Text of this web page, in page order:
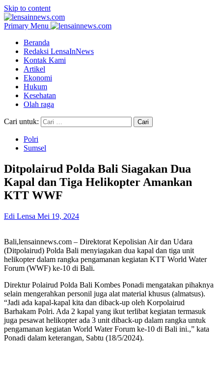
Skip to content
Primary Menu
Beranda
Redaksi LensaInNews
Kontak Kami
Artikel
Ekonomi
Hukum
Kesehatan
Olah raga
Cari untuk:
Polri
Sumsel
Ditpolairud Polda Bali Siagakan Dua
Kapal dan Tiga Helikopter Amankan
KTT WWF
Edi Lensa Mei 19, 2024
Bali,lensainnews.com – Direktorat Kepolisian Air dan Udara
(Ditpolairud) Polda Bali menyiagakan dua kapal dan tiga unit
helikopter dalam rangka pengamanan kegiatan KTT World Water
Forum (WWF) ke-10 di Bali.
Direktur Polairud Polda Bali Kombes Ponadi mengatakan pihaknya
selain mengerahkan personil juga alat material khusus (almatsus).
“Jadi ada kapal-kapal kita dan diback-up oleh Korpolairud
Barhakam Polri. Ada 2 kapal yang ikut terlibat kegiatan termasuk
juga pesawat helikopter ada 3 unit diback-up dalam rangka untuk
pengamanan kegiatan World Water Forum ke-10 di Bali ini.,” kata
Ponadi dalam keterangan, Sabtu (18/5/2024).